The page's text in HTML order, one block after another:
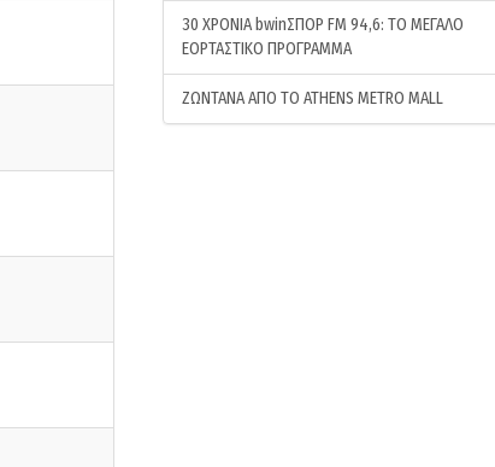
30 ΧΡΟΝΙΑ bwinΣΠΟΡ FM 94,6: ΤΟ ΜΕΓΑΛΟ
ΕΟΡΤΑΣΤΙΚΟ ΠΡΟΓΡΑΜΜΑ
ΖΩΝΤΑΝΑ ΑΠΟ ΤΟ ATHENS METRO MALL